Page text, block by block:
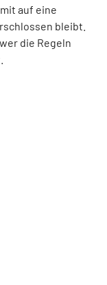
auf eine
bleibt.
die Regeln